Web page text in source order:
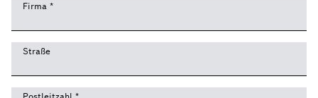
Firma *
Straße